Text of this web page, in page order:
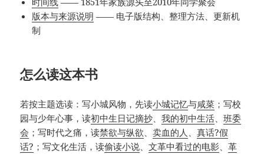
版本与来源说明 —— 电子版结构、整理方法、更新机
制
怎么读这本书
若按主题选读：写小城风物，先读小城记忆与咸菜 ；写校
园与少年心事，读初中生日记摘抄、我的初中生活、班委
会 ；写时代之痛，读禁欲与纵欲、卖血的人 、真话?假
话? ；写文化生活，读偷读小说、文革中看过的电影、革